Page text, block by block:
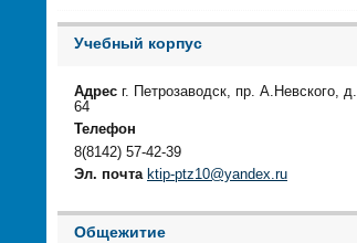
Учебный корпус
Адрес г. Петрозаводск, пр. А.Невского, д.
64
Телефон
8(8142) 57-42-39
Эл. почта ktip-ptz10@yandex.ru
Общежитие